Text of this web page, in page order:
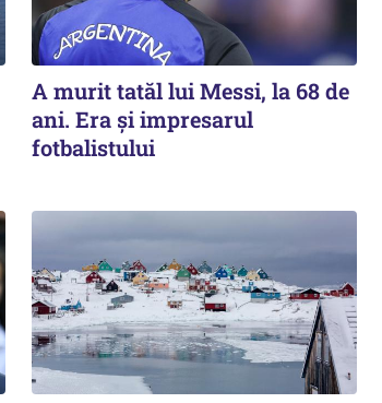
A murit tatăl lui Messi, la 68 de
ani. Era și impresarul
fotbalistului